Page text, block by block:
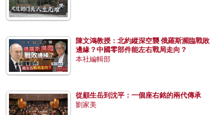
陳文鴻教授：北約縱深空襲 俄羅斯瀕臨戰敗
邊緣？中國零部件能左右戰局走向？
本社編輯部
從顧生岳到沈平：一個座右銘的兩代傳承
劉家美